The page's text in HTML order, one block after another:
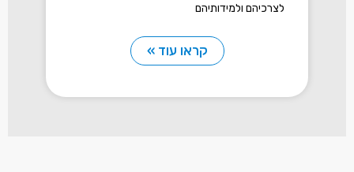
לצרכיהם ולמידותיהם
קראו עוד »